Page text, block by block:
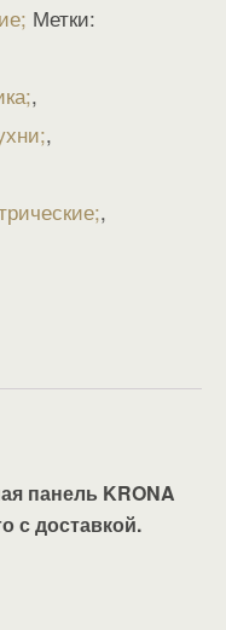
Метки:
,
,
,
панель KRONA
с доставкой.